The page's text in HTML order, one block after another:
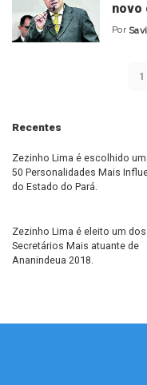
novo
Posted
Por
1
Recentes
Zezinho Lima é escolhido
50 Personalidades Mais
do Estado do Pará.
Zezinho Lima é eleito um dos
Secretários Mais atuante de
Ananindeua 2018.